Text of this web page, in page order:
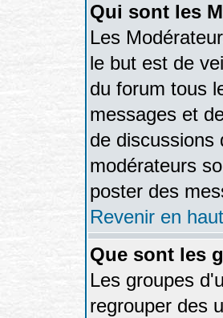
Qui sont les
Les
le but est de
du forum tous
messages et
de discussions
modérateurs
poster des
Revenir en haut
Que sont les
Les groupes
regrouper des